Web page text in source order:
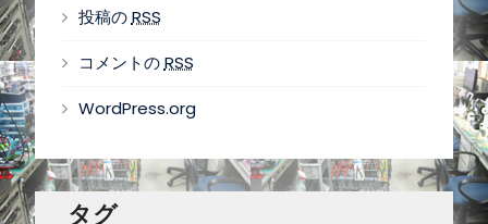
投稿のRSS
コメントのRSS
WordPress.org
タグ